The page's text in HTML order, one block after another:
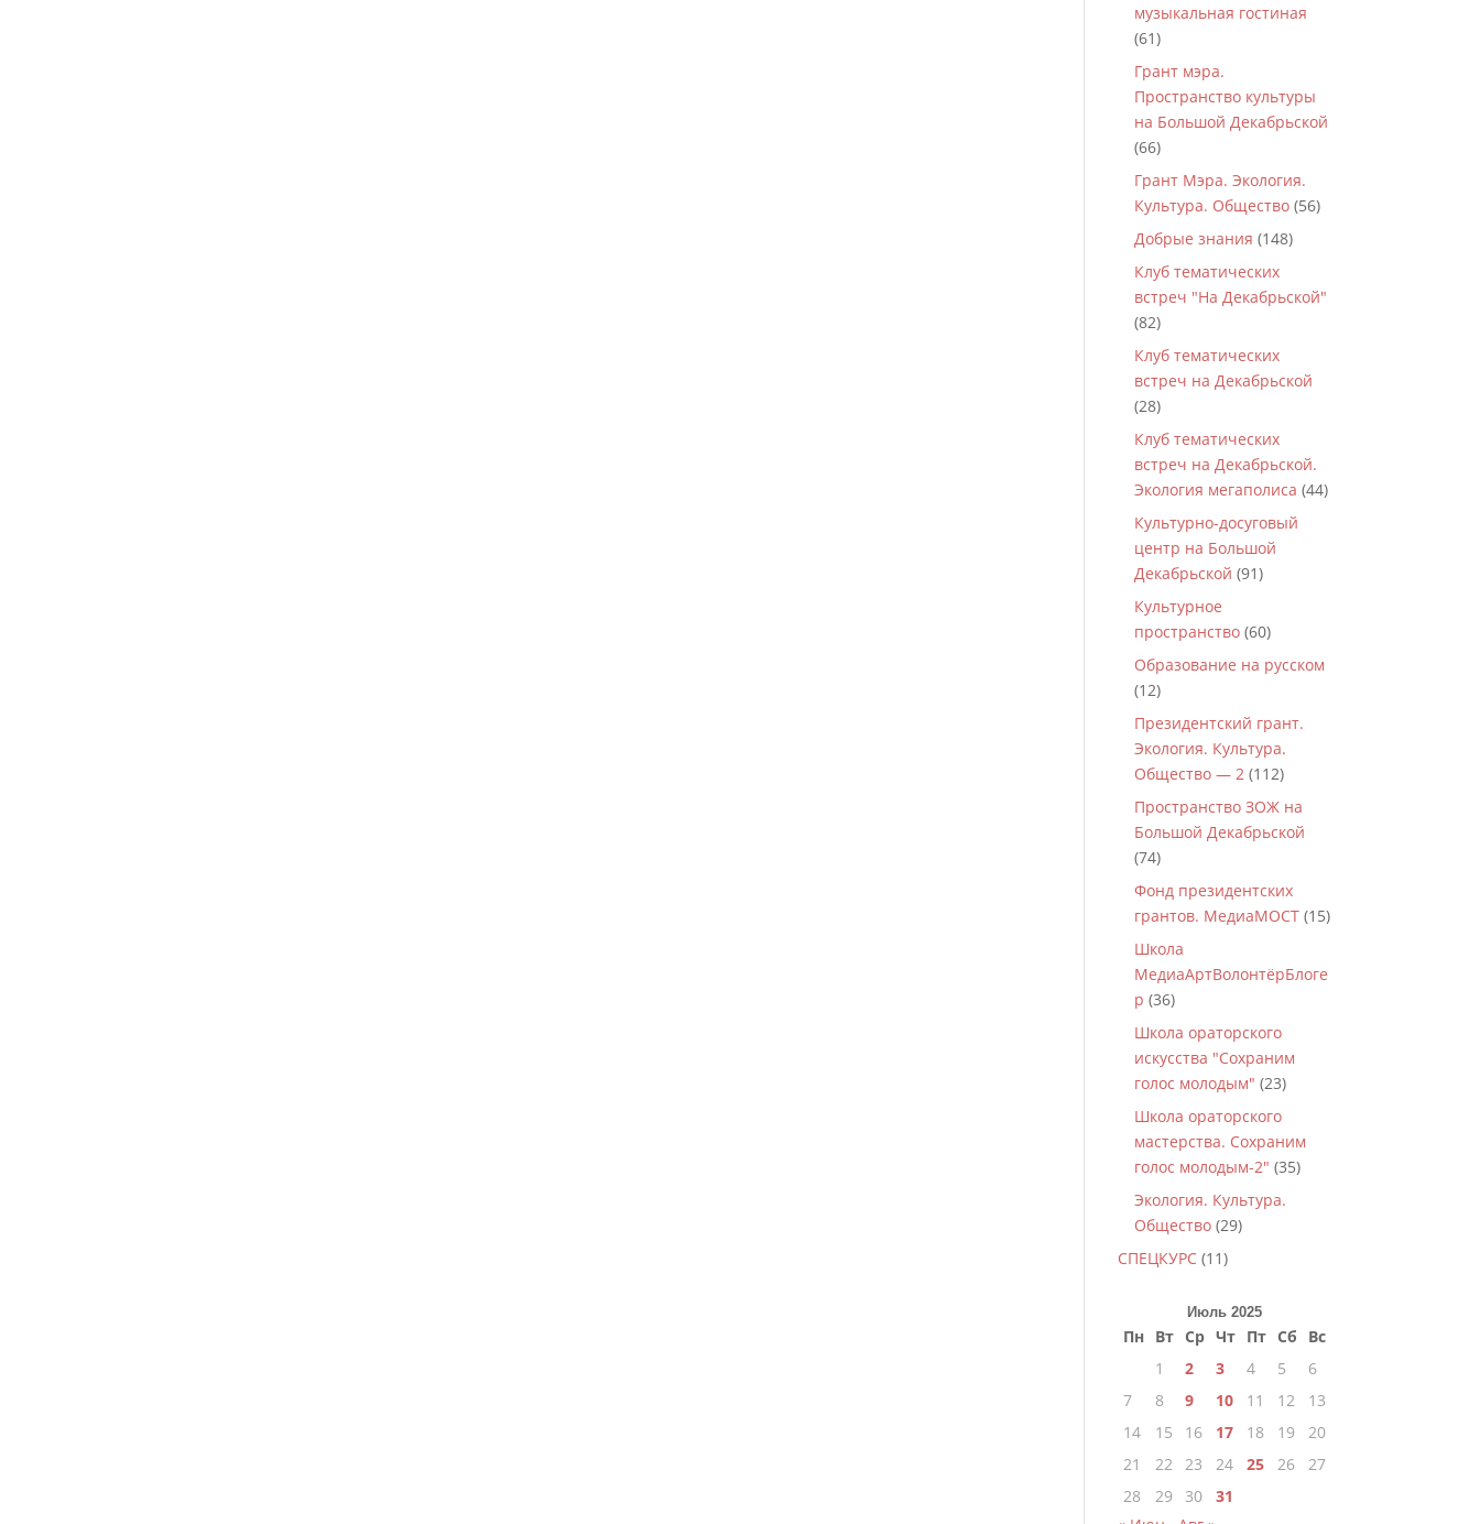
музыкальная гостиная
(61)
Грант мэра.
Пространство культуры
на Большой Декабрьской
(66)
Грант Мэра. Экология.
Культура. Общество (56)
Добрые знания (148)
Клуб тематических
встреч "На Декабрьской"
(82)
Клуб тематических
встреч на Декабрьской
(28)
Клуб тематических
встреч на Декабрьской.
Экология мегаполиса (44)
Культурно-досуговый
центр на Большой
Декабрьской (91)
Культурное
пространство (60)
Образование на русском
(12)
Президентский грант.
Экология. Культура.
Общество — 2 (112)
Пространство ЗОЖ на
Большой Декабрьской
(74)
Фонд президентских
грантов. МедиаМОСТ (15)
Школа
МедиаАртВолонтёрБлоге
р (36)
Школа ораторского
искусства "Сохраним
голос молодым" (23)
Школа ораторского
мастерства. Сохраним
голос молодым-2" (35)
Экология. Культура.
Общество (29)
СПЕЦКУРС (11)
Июль 2025
Пн Вт Ср Чт Пт Сб
Вс
1
2 3 4 5
6
7
8 9 10 11 12
13
14
15 16 17 18 19
20
21
22 23 24 25 26
27
28
29 30
31